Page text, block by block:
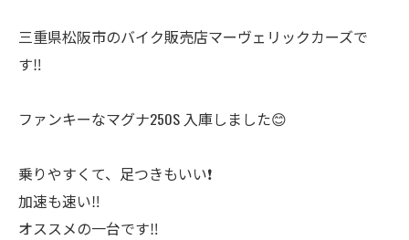
三重県松阪市のバイク販売店マーヴェリックカーズで
す‼️
ファンキーなマグナ250S 入庫しました😊
乗りやすくて、足つきもいい❗️
加速も速い‼️
オススメの一台です‼️